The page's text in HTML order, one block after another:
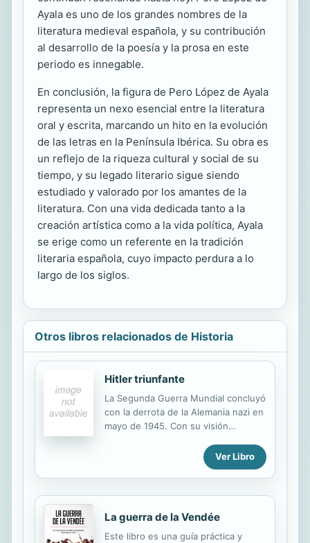
Ayala es uno de los grandes nombres de la
literatura medieval española, y su contribución
al desarrollo de la poesía y la prosa en este
periodo es innegable.
En conclusión, la figura de Pero López de Ayala
representa un nexo esencial entre la literatura
oral y escrita, marcando un hito en la evolución
de las letras en la Península Ibérica. Su obra es
un reflejo de la riqueza cultural y social de su
tiempo, y su legado literario sigue siendo
estudiado y valorado por los amantes de la
literatura. Con una vida dedicada tanto a la
creación artística como a la vida política, Ayala
se erige como un referente en la tradición
literaria española, cuyo impacto perdura a lo
largo de los siglos.
Otros libros relacionados de Historia
Hitler triunfante
La Segunda Guerra Mundial concluyó
con la derrota de la Alemania nazi en
mayo de 1945. Con su visión
dejando tras de sí un rastro de
millones de muertos, Hitler condujo a
su país al abismo. Algunas de las
decisiones personales del dictador
contra Gran Bretaña, la invasión de la
Unión Soviética, la renuncia a invadir
Ver Libro
La guerra de la Vendée
Este libro es una guía práctica y